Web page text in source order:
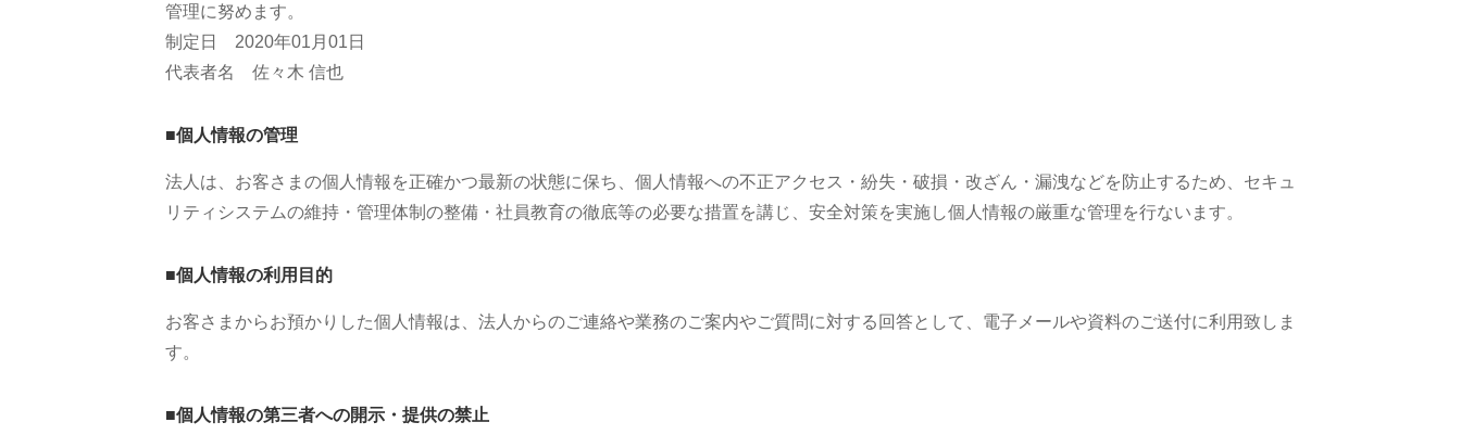
管理に努めます。
制定日 2020年01月01日
代表者名 佐々木 信也
■個人情報の管理
法人は、お客さまの個人情報を正確かつ最新の状態に保ち、個人情報への不正アクセス・紛失・破損・改ざん・漏洩などを防止するため、セキュ
リティシステムの維持・管理体制の整備・社員教育の徹底等の必要な措置を講じ、安全対策を実施し個人情報の厳重な管理を行ないます。
■個人情報の利用目的
お客さまからお預かりした個人情報は、法人からのご連絡や業務のご案内やご質問に対する回答として、電子メールや資料のご送付に利用致しま
す。
■個人情報の第三者への開示・提供の禁止